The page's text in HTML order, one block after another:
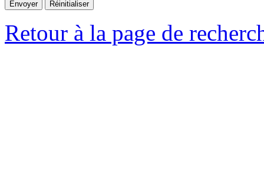
Retour à la page de